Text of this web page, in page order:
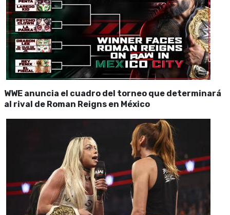
WWE anuncia el cuadro del torneo que determinará
al rival de Roman Reigns en México